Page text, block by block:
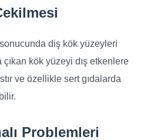
diş kök yüzeyleri
çıkan kök yüzeyi dış etkenlere
ve özellikle sert gıdalarda
Problemleri